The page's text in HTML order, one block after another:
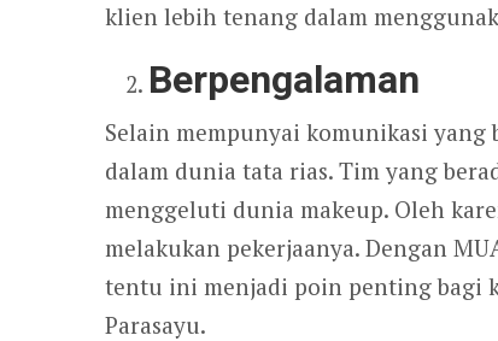
klien lebih tenang dalam
Berpengalaman
Selain mempunyai komunikasi yang
dalam dunia tata rias. Tim yang
menggeluti dunia makeup. Oleh
melakukan pekerjaanya. Dengan
tentu ini menjadi poin penting bagi
Parasayu.